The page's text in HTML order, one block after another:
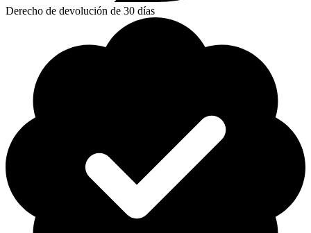
Derecho de devolución de 30 días